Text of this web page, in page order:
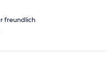
freundlich